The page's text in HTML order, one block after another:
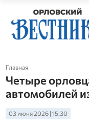
Главная
Четыре
автомобилей
03 июня 2026 | 15:30